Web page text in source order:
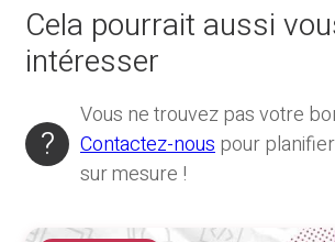
Cela pourrait aussi
intéresser
Vous ne trouvez pas votre
Contactez-nouspour
sur mesure !